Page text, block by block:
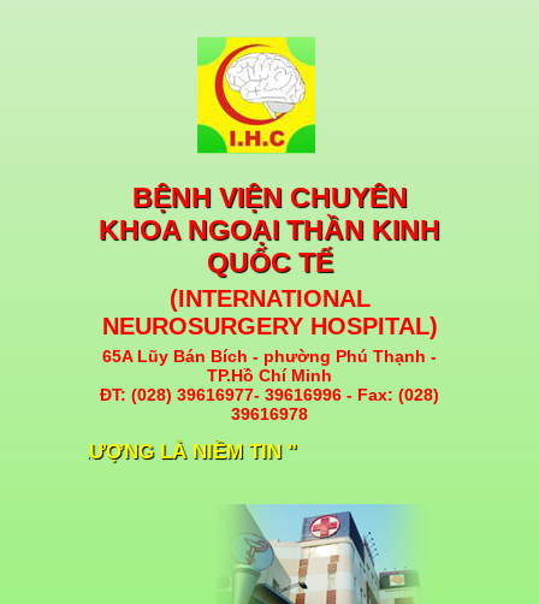
BỆNH VIỆN CHUYÊN
KHOA NGOẠI THẦN KINH
QUỐC TẾ
(INTERNATIONAL
NEUROSURGERY HOSPITAL)
65A Lũy Bán Bích - phường Phú Thạnh -
TP.Hồ Chí Minh
ĐT: (028) 39616977- 39616996 - Fax: (028)
39616978
LƯỢNG LÀ NIỀM TIN "